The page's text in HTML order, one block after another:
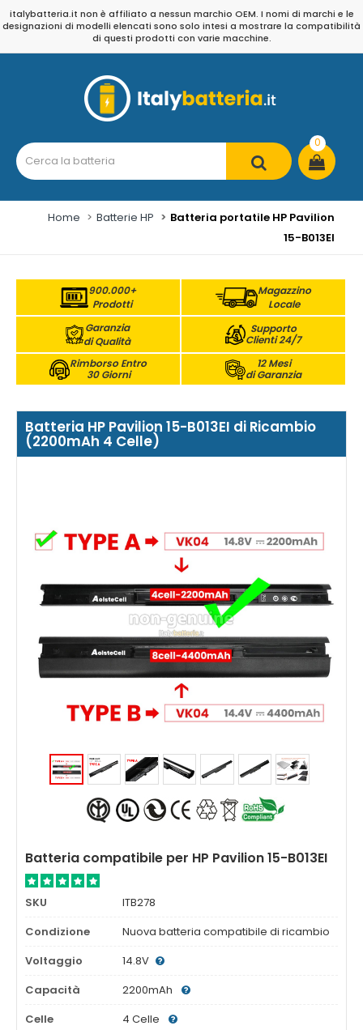
italybatteria.it non è affiliato a nessun marchio OEM. I nomi di marchi e le
designazioni di modelli elencati sono solo intesi a mostrare la compatibilità
di questi prodotti con varie macchine.
0
Home Batterie HP
Batteria portatile HP Pavilion
15-B013EI
900.000+
Prodotti
Magazzino
Locale
Garanzia
di Qualità
Supporto
Clienti 24/7
Rimborso Entro
30 Giorni
12 Mesi
di Garanzia
Batteria HP Pavilion 15-B013EI di Ricambio
(2200mAh 4 Celle)
Batteria compatibile per HP Pavilion 15-B013EI
SKU
ITB278
Condizione
Nuova batteria compatibile di ricambio
Voltaggio
14.8V
Capacità
2200mAh
Celle
4 Celle